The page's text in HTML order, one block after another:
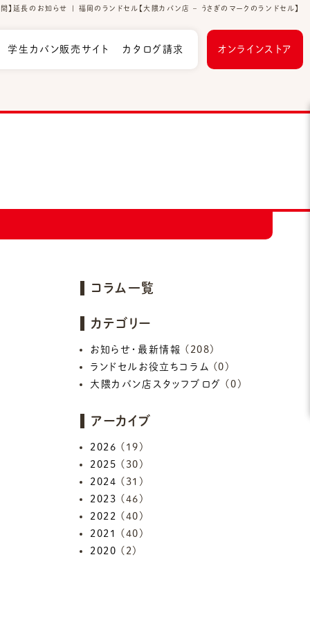
】延長のお知らせ | 福岡のランドセル【大隈カバン店 – うさぎのマークのランドセル】
学生カバン販売サイト カタログ請求 オンラインストア
コラム一覧
カテゴリー
お知らせ・最新情報
(208)
ランドセルお役立ちコラム
(0)
大隈カバン店スタッフブログ
(0)
アーカイブ
2026 (19)
2025 (30)
2024 (31)
2023 (46)
2022
(40)
2021
(40)
2020 (2)